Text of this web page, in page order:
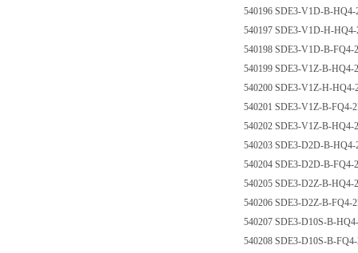
540196 SDE3-V1D-B-
540197 SDE3-V1D-H-
540198 SDE3-V1D-B-
540199 SDE3-V1Z-B-
540200 SDE3-V1Z-H-
540201 SDE3-V1Z-B-FQ4-
540202 SDE3-V1Z-B-
540203 SDE3-D2D-B-
540204 SDE3-D2D-B-
540205 SDE3-D2Z-B-
540206 SDE3-D2Z-B-FQ4-
540207 SDE3-D10S-B-
540208 SDE3-D10S-B-